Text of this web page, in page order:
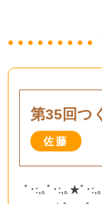
第35回つ
佐藤
ﾟ･:,｡ﾟ･:,｡★ﾟ･:,